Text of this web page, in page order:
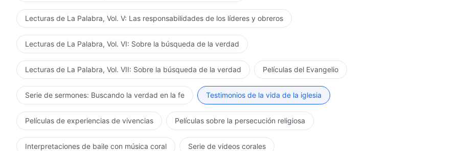
Lecturas de La Palabra, Vol. V: Las responsabilidades de los líderes y obreros
Lecturas de La Palabra, Vol. VI: Sobre la búsqueda de la verdad
Lecturas de La Palabra, Vol. VII: Sobre la búsqueda de la verdad Películas del Evangelio
Serie de sermones: Buscando la verdad en la fe Testimonios de la vida de la iglesia
Películas de experiencias de vivencias Películas sobre la persecución religiosa
Interpretaciones de baile con música coral Serie de videos corales